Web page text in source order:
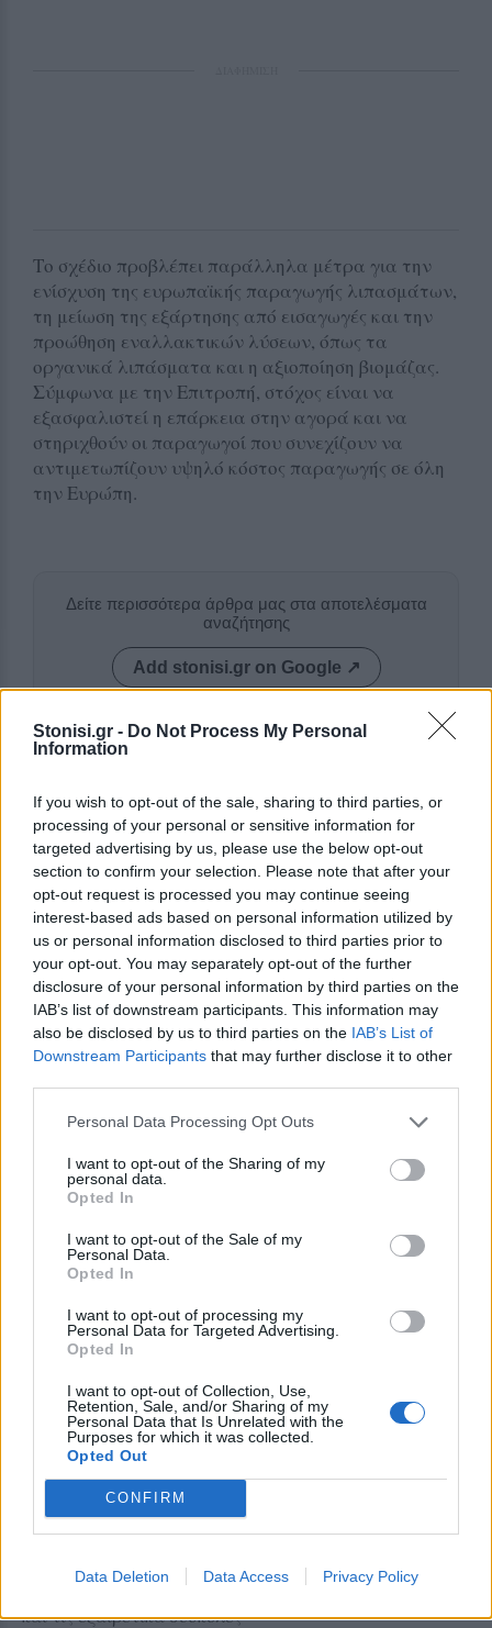
Stonisi.gr - Do Not Process My Personal
Information
If you wish to opt-out of the sale, sharing to third parties, or
processing of your personal or sensitive information for
targeted advertising by us, please use the below opt-out
section to confirm your selection. Please note that after your
opt-out request is processed you may continue seeing
interest-based ads based on personal information utilized by
us or personal information disclosed to third parties prior to
your opt-out. You may separately opt-out of the further
disclosure of your personal information by third parties on the
IAB’s list of downstream participants. This information may
also be disclosed by us to third parties on the IAB’s List of
Downstream Participants that may further disclose it to other
Personal Data Processing Opt Outs
I want to opt-out of the Sharing of my
personal data.
Opted In
I want to opt-out of the Sale of my
Personal Data.
Opted In
I want to opt-out of processing my
Personal Data for Targeted Advertising.
Opted In
I want to opt-out of Collection, Use,
Retention, Sale, and/or Sharing of my
Personal Data that Is Unrelated with the
Purposes for which it was collected.
Opted Out
CONFIRM
Data Deletion Data Access Privacy Policy
Το σχέδιο προβλέπει παράλληλα μέτρα για την
ενίσχυση της ευρωπαϊκής παραγωγής λιπασμάτων,
τη μείωση της εξάρτησης από εισαγωγές και την
προώθηση εναλλακτικών λύσεων, όπως τα
οργανικά λιπάσματα και η αξιοποίηση βιομάζας.
Σύμφωνα με την Επιτροπή, στόχος είναι να
εξασφαλιστεί η επάρκεια στην αγορά και να
στηριχθούν οι παραγωγοί που συνεχίζουν να
αντιμετωπίζουν υψηλό κόστος παραγωγής σε όλη
την Ευρώπη.
Δείτε περισσότερα άρθρα μας στα αποτελέσματα
αναζήτησης
Add stonisi.gr on Google ↗
ΑΓΡΟΤΕΣ
Ψίχουλα για τη βιοασφάλεια των
Περιφερειών
Μόνο στη Λέσβο έχουν δαπανηθεί
6.000.000 ευρώ μέσα σε
τεσσερισήμισι μήνες, ενώ το
Υπουργείο Αγροτικής Ανάπτυξης
ανακοινώνει επιπλέον 12,5 εκατ.
ευρώ για ολόκληρη τη χώρα
ΑΓΟΡΑ
Η Μυτιλήνη κινείται στους
ρυθμούς της Λευκής Νύχτας
Μουσική, παιδικές δράσεις,
προσφορές από τις 6.30 το
απόγευμα – Ο Γιάννης Μουτζούρης
παρουσίασε στον «Ν» 99 fm το
αναλυτικό πρόγραμμα
Νέα κρούσματα αφθώδους
πυρετού σε Κάπη και Λεπέτυμνο
Αρνητικά τα αποτελέσματα σε
άλλες 28 μονάδες
ΣΥΝΕΝΤΕΥΞΗ ΑΓΡΟΤΕΣ
Αντιμέτωπα με την ερημοποίηση
τα κτηνοτροφικά χωριά της
Λέσβου
Ο κτηνοτρόφος Αχιλλέας
99 fm Στο Νησί για τις πολιτικές
ευθύνες και τα λάθη στη
και τις εξαιρετικά δύσκολες